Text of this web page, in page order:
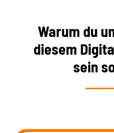
Warum du
diesem
sein